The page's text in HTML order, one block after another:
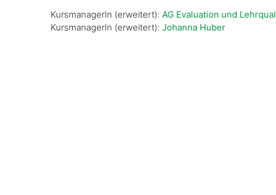
KursmanagerIn (erweitert): AG Evaluation und
KursmanagerIn (erweitert): Johanna Huber